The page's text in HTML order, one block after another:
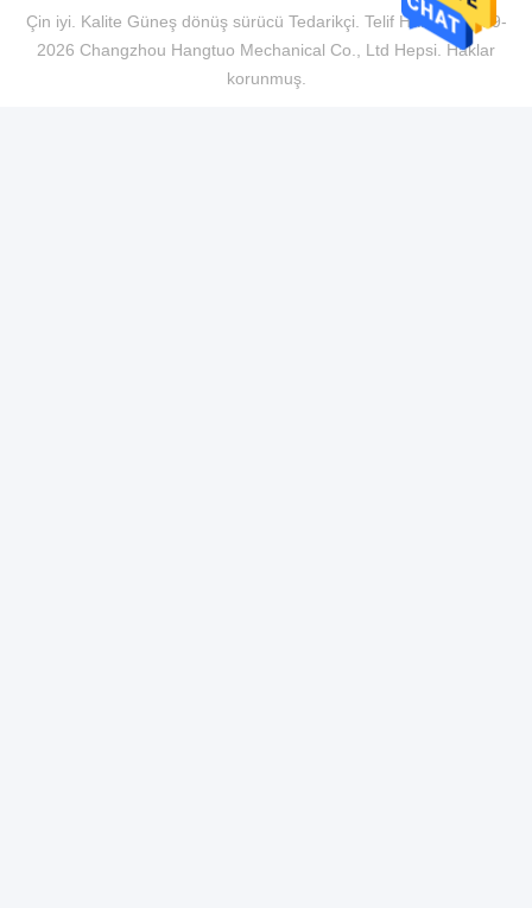
Çin iyi. Kalite Güneş dönüş sürücü Tedarikçi. Telif Hakkı © 2019-
2026 Changzhou Hangtuo Mechanical Co., Ltd Hepsi. Haklar
korunmuş.